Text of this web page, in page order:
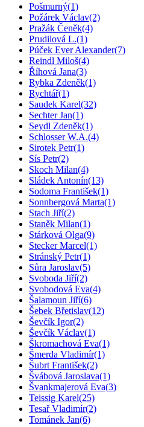
Pošmurný(1)
Požárek Václav(2)
Pražák Čeněk(4)
Prudilová L.(1)
Púček Ever Alexander(7)
Reindl Miloš(4)
Říhová Jana(3)
Rybka Zdeněk(1)
Rychtář(1)
Saudek Karel(32)
Sechter Jan(1)
Seydl Zdeněk(1)
Schlosser W.A.(4)
Sirotek Petr(1)
Sís Petr(2)
Skoch Milan(4)
Sládek Antonín(13)
Sodoma František(1)
Sonnbergová Marta(1)
Stach Jiří(2)
Staněk Milan(1)
Stárková Olga(9)
Stecker Marcel(1)
Stránský Petr(1)
Sůra Jaroslav(5)
Svoboda Jiří(2)
Svobodová Eva(4)
Šalamoun Jiří(6)
Šebek Břetislav(12)
Ševčík Igor(2)
Ševčík Václav(1)
Škromachová Eva(1)
Šmerda Vladimír(1)
Šubrt František(2)
Švábová Jaroslava(1)
Švankmajerová Eva(3)
Teissig Karel(25)
Tesař Vladimír(2)
Tománek Jan(6)